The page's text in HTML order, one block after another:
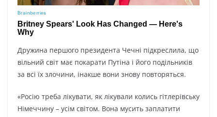
Дружина першого президента Чечні підкреслила, що
вільний світ має покарати Путіна і його подільників
за всі їх злочини, інакше вони знову повторяться.
«Росію треба лікувати, як лікували колись гітлерівську
Німеччину – усім світом. Вона мусить заплатити